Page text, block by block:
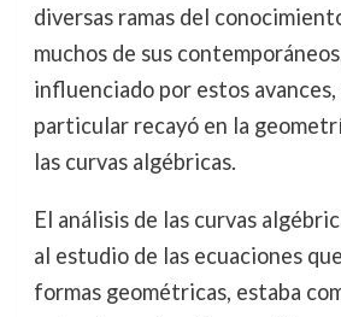
diversas ramas del
muchos de sus
influenciado por estos
particular recayó en la
las curvas algébricas.
El análisis de las curvas
al estudio de las ecuaciones
formas geométricas, estaba